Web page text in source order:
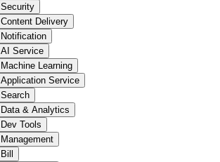
Security
Content Delivery
Notification
AI Service
Machine Learning
Application Service
Search
Data & Analytics
Dev Tools
Management
Bill